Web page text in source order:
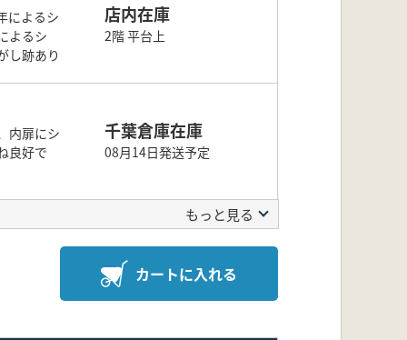
によるシ
よるシ
し跡あり
店内在庫
2階 平台上
内扉にシ
良好で
千葉倉庫在庫
08月14日発送予定
もっと見る
カートに入れる